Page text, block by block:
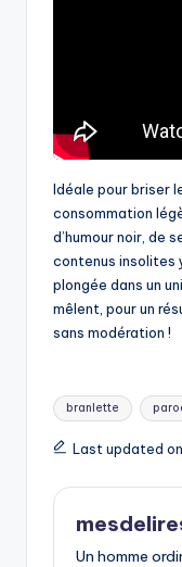
Idéale pour briser
consommation
d’humour noir, de
contenus insolites
plongée dans un
mêlent, pour un
sans modération !
Tags:
branlette
Last updated
Un homme